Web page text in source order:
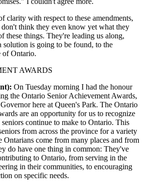
clarity with respect to these amendments,
don't think they even know yet what they
these things. They're leading us along,
solution is going to be found, to the
of Ontario.
AWARDS
On Tuesday morning I had the honour
the Ontario Senior Achievement Awards,
here at Queen's Park. The Ontario
are an opportunity for us to recognize
continue to make to Ontario. This
from across the province for a variety
Ontarians come from many places and from
do have one thing in common: They've
to Ontario, from serving in the
in their communities, to encouraging
on specific needs.